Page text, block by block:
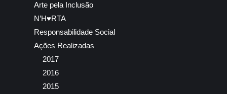
Arte pela Inclusão
N’H♥RTA
Responsabilidade Social
Ações Realizadas
2017
2016
2015